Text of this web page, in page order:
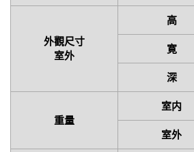
外觀尺寸
室外
高
寛
深
重量
室内
室外